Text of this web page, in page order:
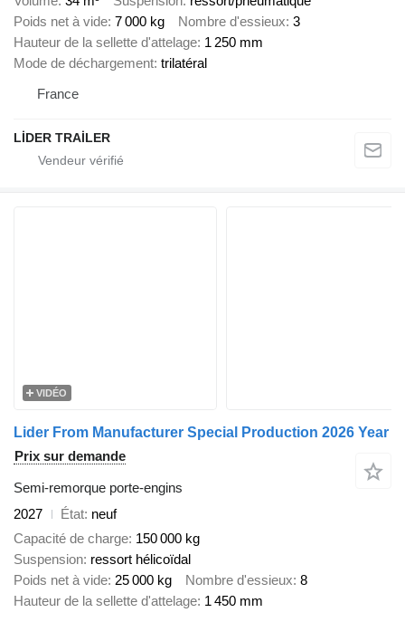
Poids net à vide 7 000 kg Nombre d'essieux 3
Hauteur de la sellette d'attelage 1 250 mm
Mode de déchargement trilatéral
France
LİDER TRAİLER
VIDÉO
Lider From Manufacturer Special Production 2026 Year
Prix sur demande
Semi-remorque porte-engins
2027
État neuf
Capacité de charge 150 000 kg
Suspension ressort hélicoïdal
Poids net à vide 25 000 kg Nombre d'essieux 8
Hauteur de la sellette d'attelage 1 450 mm